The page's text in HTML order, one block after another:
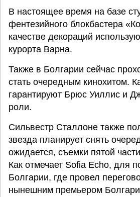
В настоящее время на базе
фентезийного блокбастера
качестве декораций
курорта Варна.
Также в Болгарии сейчас
стать очередным кинохитом.
гарантируют Брюс Уиллис и
роли.
Сильвестр Сталлоне также
звезда планирует снять
ожидается, съемки пятой
Как отмечает Sofia Echo, для
Болгарии, где провел
нынешним премьером